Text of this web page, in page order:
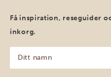
Få inspiration, reseguider
inkorg.
namn
(Obligatoriskt)